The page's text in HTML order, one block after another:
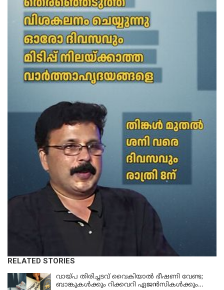
RELATED STORIES
വായ്പ തിരിച്ചടവ് വൈകിയാൽ ഭീഷണി വേണ്ട;
ബാങ്കുകൾക്കും റിക്കവറി ഏജൻസികൾക്കും